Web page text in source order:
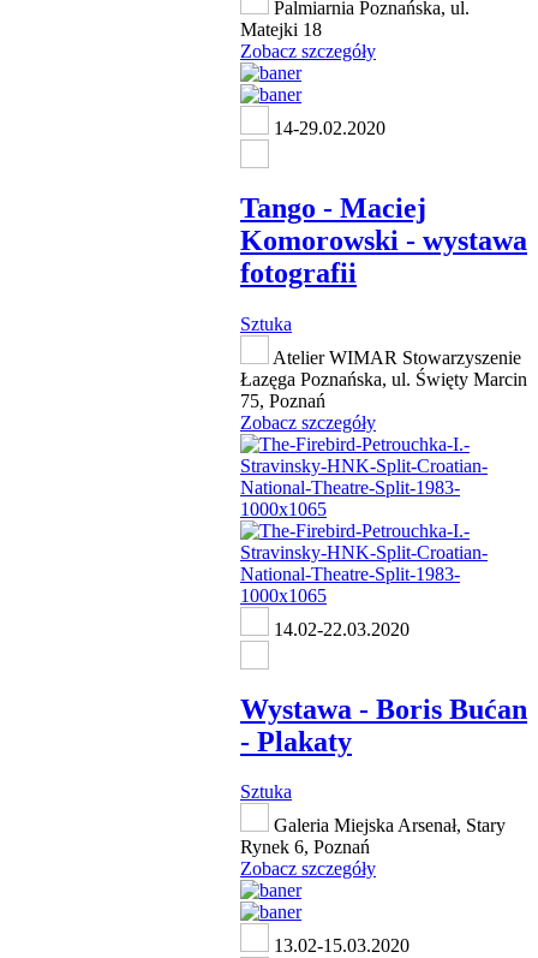
Palmiarnia Poznańska, ul.
Matejki 18
Zobacz szczegóły
14-29.02.2020
Tango - Maciej
Komorowski - wystawa
fotografii
Sztuka
Atelier WIMAR Stowarzyszenie
Łazęga Poznańska, ul. Święty Marcin
75, Poznań
Zobacz szczegóły
14.02-22.03.2020
Wystawa - Boris Bućan
- Plakaty
Sztuka
Galeria Miejska Arsenał, Stary
Rynek 6, Poznań
Zobacz szczegóły
13.02-15.03.2020